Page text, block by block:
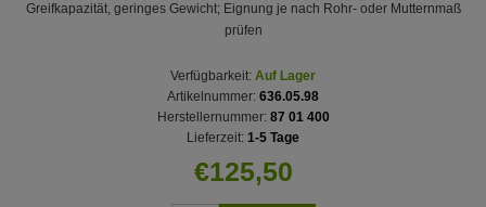
Greifkapazität, geringes Gewicht; Eignung je nach Rohr- oder Mutternmaß
prüfen
Verfügbarkeit: Auf Lager
Artikelnummer: 636.05.98
Herstellernummer: 87 01 400
Lieferzeit: 1-5 Tage
€125,50